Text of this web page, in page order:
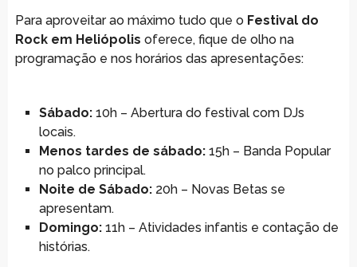
Para aproveitar ao máximo tudo que o Festival do
Rock em Heliópolis oferece, fique de olho na
programação e nos horários das apresentações:
Sábado:10h – Abertura do festival com DJs
locais.
Menos tardes de sábado:15h – Banda Popular
no palco principal.
Noite de Sábado:20h – Novas Betas se
apresentam.
Domingo:11h – Atividades infantis e contação de
histórias.